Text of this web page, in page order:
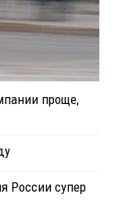
проще,
России супер